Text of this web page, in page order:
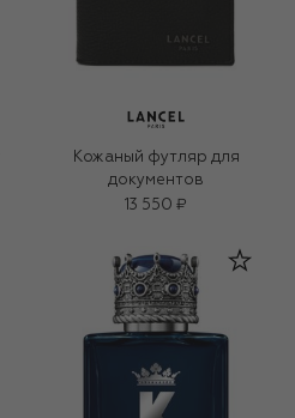
Кожаный футляр для
документов
13 550 ₽